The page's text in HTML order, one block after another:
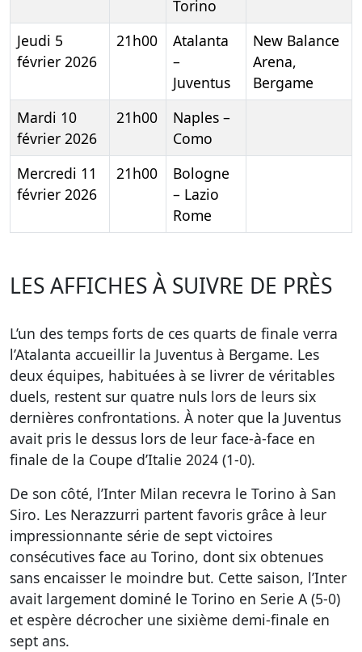
Torino
Jeudi 5
février 2026
21h00
Atalanta
–
Juventus
New Balance
Arena,
Bergame
Mardi 10
février 2026
21h00
Naples –
Como
Mercredi 11
février 2026
21h00
Bologne
– Lazio
Rome
LES AFFICHES À SUIVRE DE PRÈS
L’un des temps forts de ces quarts de finale verra
l’Atalanta accueillir la Juventus à Bergame. Les
deux équipes, habituées à se livrer de véritables
duels, restent sur quatre nuls lors de leurs six
dernières confrontations. À noter que la Juventus
avait pris le dessus lors de leur face-à-face en
finale de la Coupe d’Italie 2024 (1-0).
De son côté, l’Inter Milan recevra le Torino à San
Siro. Les Nerazzurri partent favoris grâce à leur
impressionnante série de sept victoires
consécutives face au Torino, dont six obtenues
sans encaisser le moindre but. Cette saison, l’Inter
avait largement dominé le Torino en Serie A (5-0)
et espère décrocher une sixième demi-finale en
sept ans.